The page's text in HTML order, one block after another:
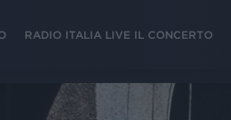
RADIO ITALIA LIVE IL CONCERTO